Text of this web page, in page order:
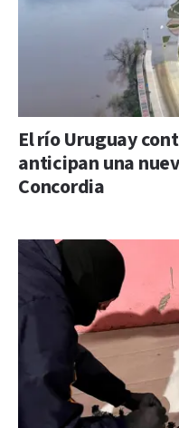
El río Uruguay
anticipan una
Concordia